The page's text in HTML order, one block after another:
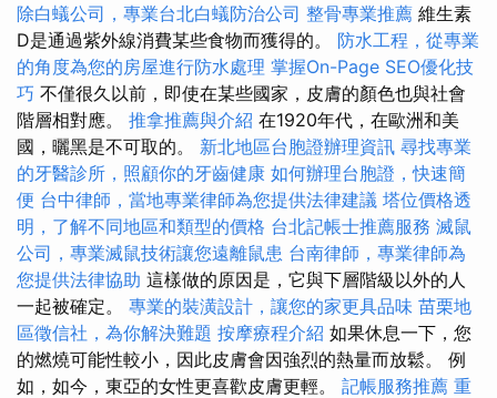
除白蟻公司，專業台北白蟻防治公司 整骨專業推薦 維生素
D是通過紫外線消費某些食物而獲得的。 防水工程，從專業
的角度為您的房屋進行防水處理 掌握On-Page SEO優化技
巧 不僅很久以前，即使在某些國家，皮膚的顏色也與社會
階層相對應。 推拿推薦與介紹 在1920年代，在歐洲和美
國，曬黑是不可取的。 新北地區台胞證辦理資訊 尋找專業
的牙醫診所，照顧你的牙齒健康 如何辦理台胞證，快速簡
便 台中律師，當地專業律師為您提供法律建議 塔位價格透
明，了解不同地區和類型的價格 台北記帳士推薦服務 滅鼠
公司，專業滅鼠技術讓您遠離鼠患 台南律師，專業律師為
您提供法律協助 這樣做的原因是，它與下層階級以外的人
一起被確定。 專業的裝潢設計，讓您的家更具品味 苗栗地
區徵信社，為你解決難題 按摩療程介紹 如果休息一下，您
的燃燒可能性較小，因此皮膚會因強烈的熱量而放鬆。 例
如，如今，東亞的女性更喜歡皮膚更輕。 記帳服務推薦 重